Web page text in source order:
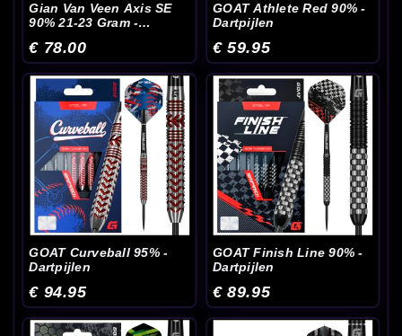
Gian Van Veen Axis SE
90% 21-23 Gram -
€ 78.00
GOAT Athlete Red 90% -
Dartpijlen
€ 59.95
GOAT Curveball 95% -
Dartpijlen
€ 94.95
GOAT Finish Line 90% -
Dartpijlen
€ 89.95